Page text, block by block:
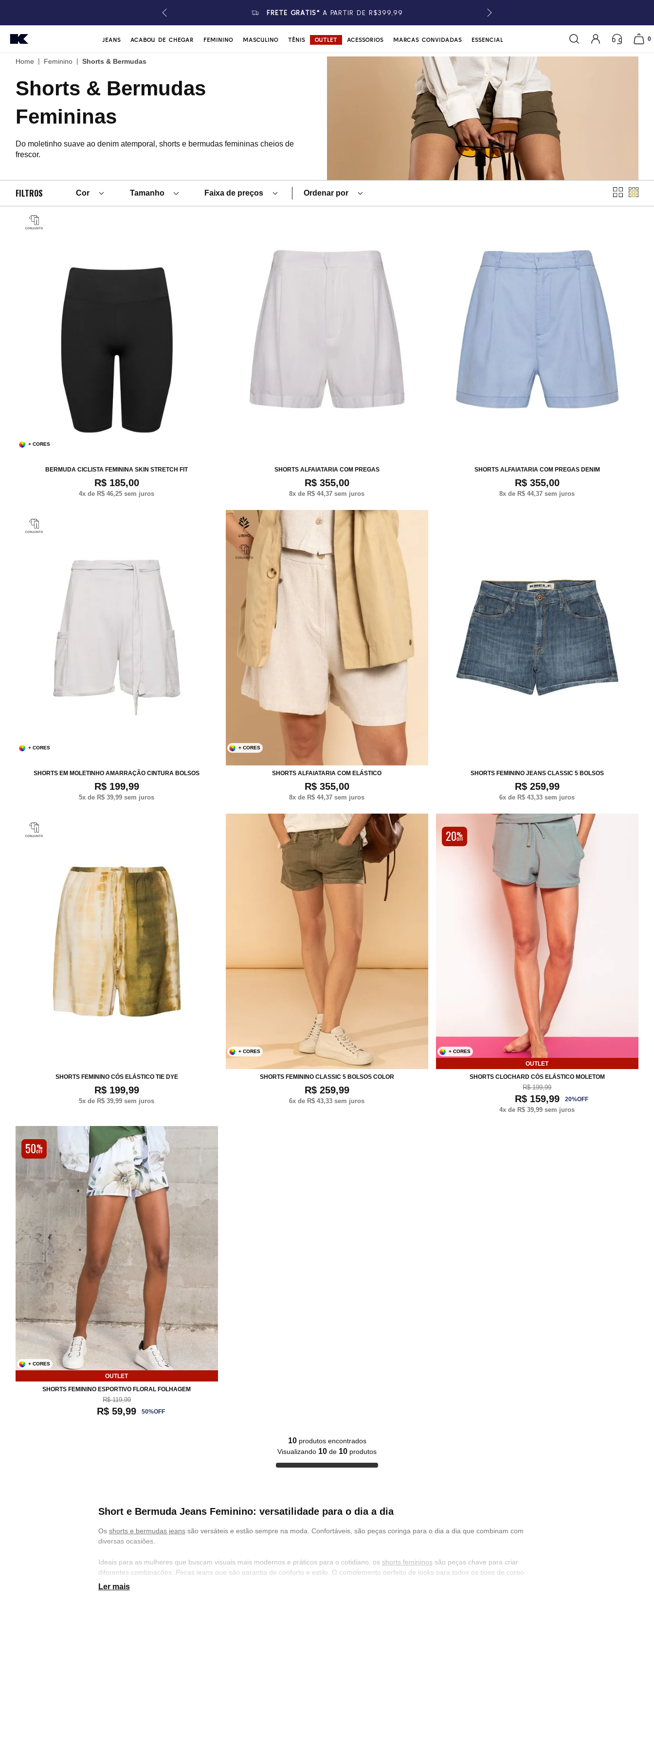
FRETE GRÁTIS* A PARTIR DE R$399,99
JEANS ACABOU DE CHEGAR FEMININO MASCULINO TÊNIS OUTLET ACESSÓRIOS MARCAS CONVIDADAS ESSENCIAL 0
Home | Feminino | Shorts & Bermudas
Shorts & Bermudas
Femininas
Do moletinho suave ao denim atemporal, shorts e bermudas femininas cheios de
frescor.
FILTROS Cor Tamanho Faixa de preços Ordenar por
+ CORES
BERMUDA CICLISTA FEMININA SKIN STRETCH FIT
R$ 185,00
4x de R$ 46,25 sem juros
SHORTS ALFAIATARIA COM PREGAS
R$ 355,00
8x de R$ 44,37 sem juros
SHORTS ALFAIATARIA COM PREGAS DENIM
R$ 355,00
8x de R$ 44,37 sem juros
+ CORES
SHORTS EM MOLETINHO AMARRAÇÃO CINTURA BOLSOS
R$ 199,99
5x de R$ 39,99 sem juros
+ CORES
SHORTS ALFAIATARIA COM ELÁSTICO
R$ 355,00
8x de R$ 44,37 sem juros
SHORTS FEMININO JEANS CLASSIC 5 BOLSOS
R$ 259,99
6x de R$ 43,33 sem juros
SHORTS FEMININO CÓS ELÁSTICO TIE DYE
R$ 199,99
5x de R$ 39,99 sem juros
+ CORES
SHORTS FEMININO CLASSIC 5 BOLSOS COLOR
R$ 259,99
6x de R$ 43,33 sem juros
38 40 42 44
20%
OFF
OUTLET
+ CORES
SHORTS CLOCHARD CÓS ELÁSTICO MOLETOM
R$ 199,99
R$ 159,99 20%OFF
4x de R$ 39,99 sem juros
M G
50%
OFF
OUTLET
+ CORES
SHORTS FEMININO ESPORTIVO FLORAL FOLHAGEM
R$ 119,99
R$ 59,99 50%OFF
G
10produtos encontrados
Visualizando 10 de 10 produtos
Short e Bermuda Jeans Feminino: versatilidade para o dia a dia
Os shorts e bermudas jeanssão versáteis e estão sempre na moda. Confortáveis, são peças coringa para o dia a dia que combinam com
diversas ocasiões.
Ideais para as mulheres que buscam visuais mais modernos e práticos para o cotidiano, os shorts femininossão peças chave para criar
diferentes combinações. Peças jeans que são garantia de conforto e estilo. O complemento perfeito de looks para todos os tipos de corpo
e todas as idades. Navegue pela KHELF e confira!
Ler mais